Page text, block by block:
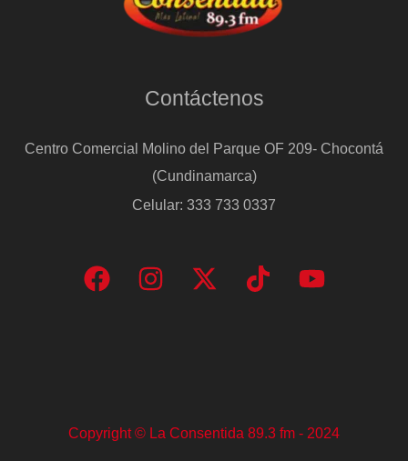
Contáctenos
Centro Comercial Molino del Parque OF 209- Chocontá
(Cundinamarca)
Celular: 333 733 0337
Copyright © La Consentida 89.3 fm - 2024